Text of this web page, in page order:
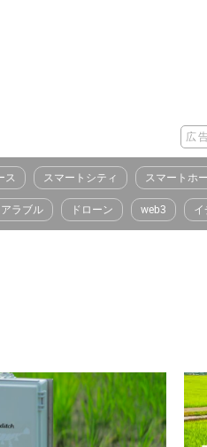
広
ス スマートシティ スマートホ
ラブル ドローン web3 イ